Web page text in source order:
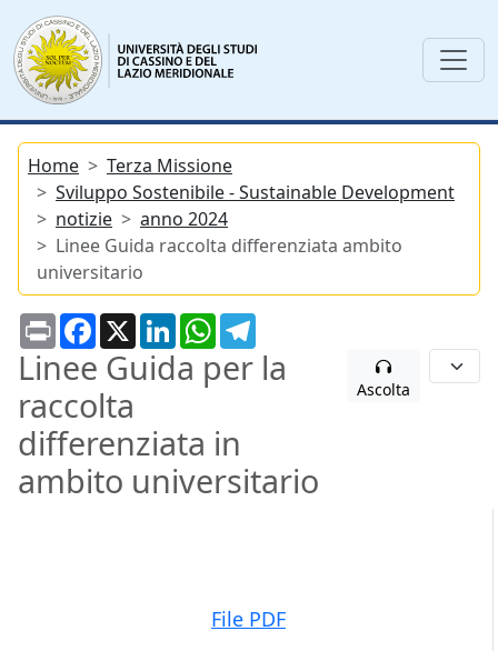
Home
Terza Missione
Sviluppo Sostenibile - Sustainable Development
notizie
anno 2024
Linee Guida raccolta differenziata ambito
universitario
PrintFacebook
X LinkedInWhatsApp
Linee Guida per la
raccolta
differenziata in
ambito universitario
Ascolta
File PDF